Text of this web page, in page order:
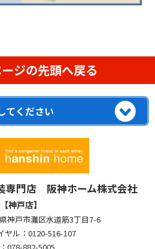
ジの先頭へ戻る
専門店 阪神ホーム株式会社
【神戸店】
神戸市灘区水道筋3丁目7-6
ヤル：0120-516-107